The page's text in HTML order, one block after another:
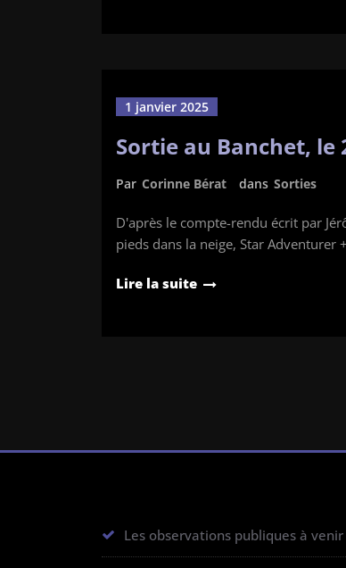
1 janvier 2025
Sortie au Banchet, le
Par Corinne Bérat dans Sorties
D'après le compte-rendu écrit par
pieds dans la neige, Star
Lire la suite
Les observations publiques à venir